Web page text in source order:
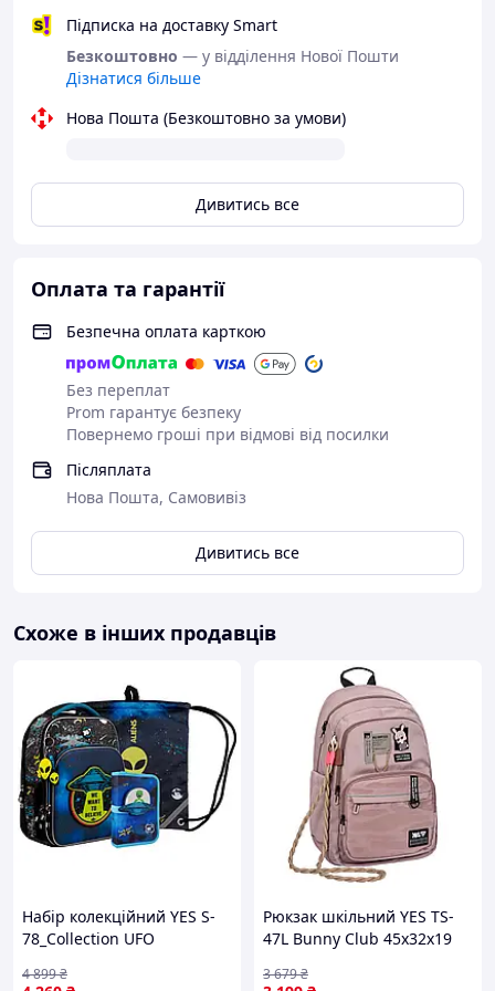
Підписка на доставку Smart
Безкоштовно — у відділення Нової Пошти
Дізнатися більше
Нова Пошта (Безкоштовно за умови)
Дивитись все
Оплата та гарантії
Безпечна оплата карткою
Без переплат
Prom гарантує безпеку
Повернемо гроші при відмові від посилки
Післяплата
Нова Пошта, Самовивіз
Дивитись все
Схоже в інших продавців
Набір колекційний YES S-
78_Collection UFO
4 899₴
Рюкзак шкільний YES TS-
47L Bunny Club 45х32х19
3 679₴